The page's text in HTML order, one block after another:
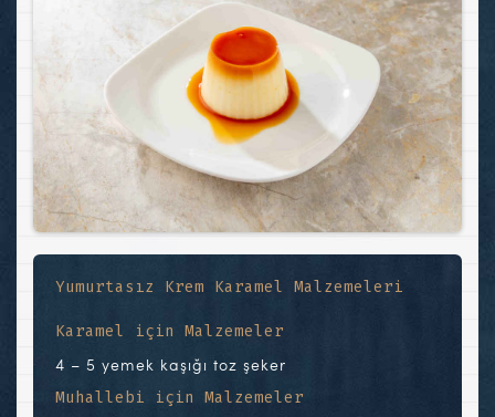
Yumurtasız Krem Karamel Malzemeleri
Karamel için Malzemeler
4 – 5 yemek kaşığı toz şeker
Muhallebi için Malzemeler